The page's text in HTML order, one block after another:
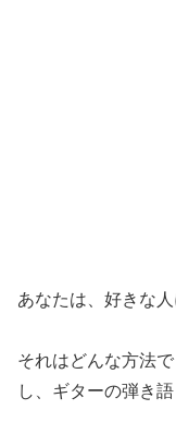
あなたは、好きな
それはどんな方法
し、ギターの弾き